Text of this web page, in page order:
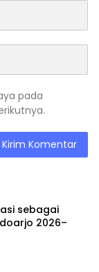
pada
sebagai
2026–